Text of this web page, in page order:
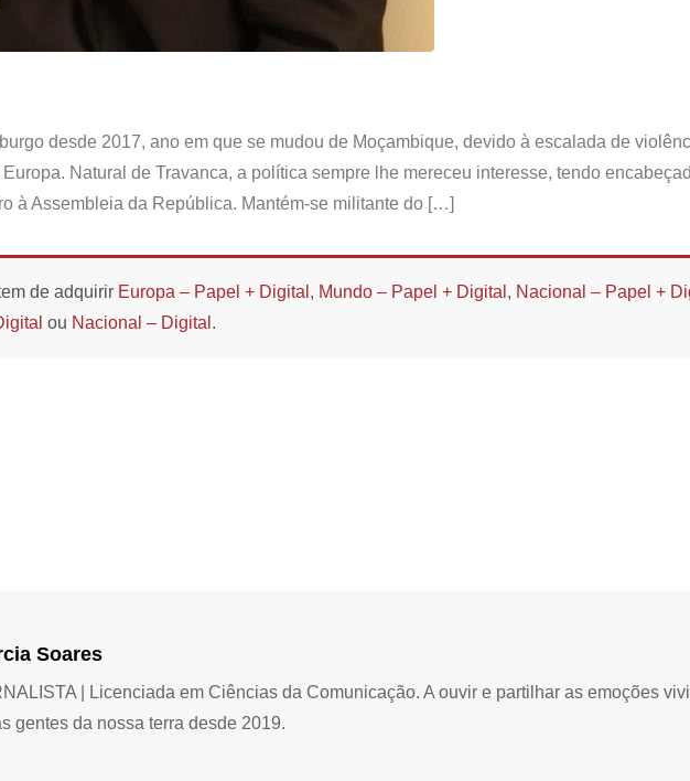
desde 2017, ano em que se mudou de Moçambique, devido à escalada de
Natural de Travanca, a política sempre lhe mereceu interesse, tendo
à Assembleia da República. Mantém-se militante do […]
de adquirir Europa – Papel + Digital , Mundo – Papel + Digital , Nacional – Papel +
ou Nacional – Digital .
Soares
| Licenciada em Ciências da Comunicação. A ouvir e partilhar as emoções
gentes da nossa terra desde 2019.